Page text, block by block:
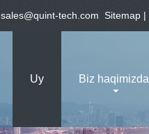
sales@quint-tech.com Sitemap |
Uy Biz haqimizda